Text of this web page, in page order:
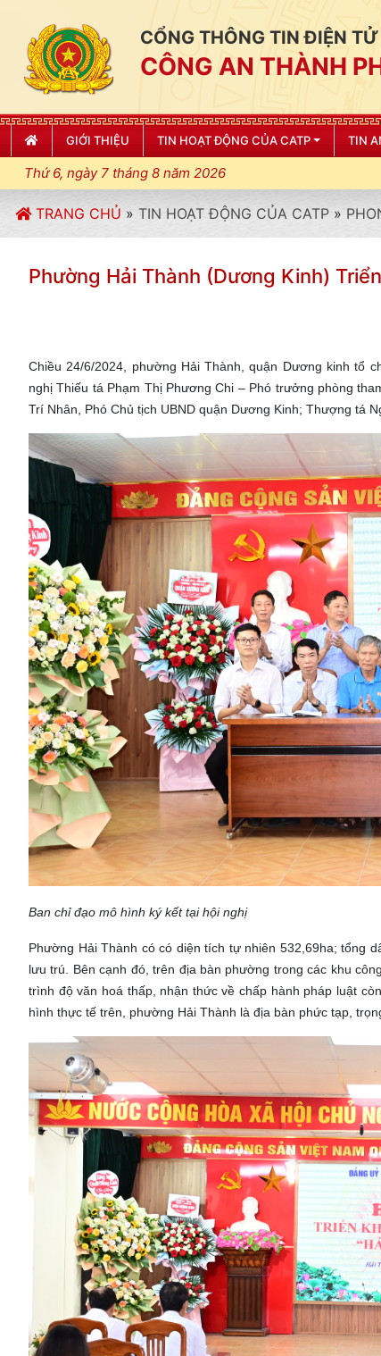
CỔNG THÔNG TIN ĐIỆN TỬ
CÔNG AN THÀNH
GIỚI THIỆU TIN HOẠT ĐỘNG CỦA CATP TIN
Thứ 6, ngày 7 tháng 8 năm 2026
TRANG CHỦ » TIN HOẠT ĐỘNG CỦA CATP »
Phường Hải Thành (Dương Kinh)
Chiều 24/6/2024, phường Hải Thành, quận Dương kinh tổ
nghị Thiếu tá Phạm Thị Phương Chi – Phó trưởng phòng
Trí Nhân, Phó Chủ tịch UBND quận Dương Kinh; Thượng tá
Ban chỉ đạo mô hình ký kết tại hội nghị
Phường Hải Thành có có diện tích tự nhiên 532,69ha; tổng
lưu trú. Bên cạnh đó, trên địa bàn phường trong các khu
trình độ văn hoá thấp, nhận thức về chấp hành pháp luật
hình thực tế trên, phường Hải Thành là địa bàn phức tạp,